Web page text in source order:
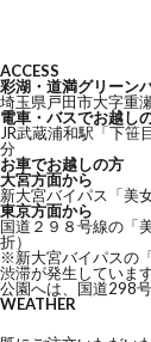
ACCESS
彩湖・道満グリーン
埼玉県戸田市大字重
電車・バスでお越し
JR武蔵浦和駅「下笹
分
お車でお越しの方
大宮方面から
新大宮バイパス「美
東京方面から
国道２９８号線の「
折）
※新大宮バイパスの
渋滞が発生しています
公園へは、国道298
WEATHER